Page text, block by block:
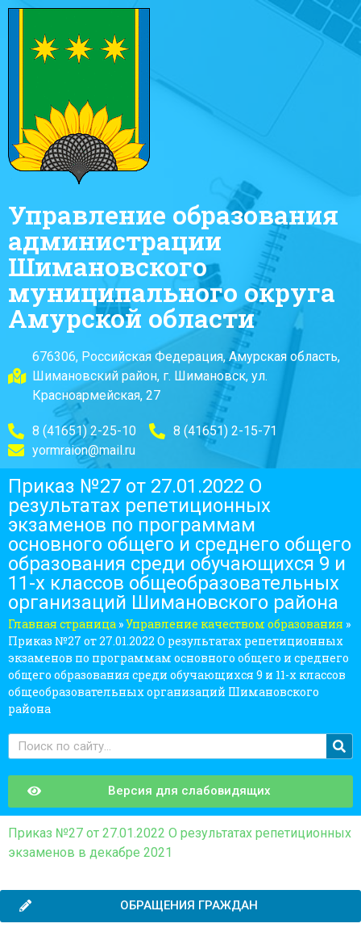
Управление образования
администрации
Шимановского
муниципального округа
Амурской области
676306, Российская Федерация, Амурская область,
Шимановский район, г. Шимановск, ул.
Красноармейская, 27
8 (41651) 2-25-10
8 (41651) 2-15-71
yormraion@mail.ru
Приказ №27 от 27.01.2022 О
результатах репетиционных
экзаменов по программам
основного общего и среднего общего
образования среди обучающихся 9 и
11-х классов общеобразовательных
организаций Шимановского района
Главная страница »Управление качеством образования »
Приказ №27 от 27.01.2022 О результатах репетиционных
экзаменов по программам основного общего и среднего
общего образования среди обучающихся 9 и 11-х классов
общеобразовательных организаций Шимановского
района
Версия для слабовидящих
Приказ №27 от 27.01.2022 О результатах репетиционных
экзаменов в декабре 2021
ОБРАЩЕНИЯ ГРАЖДАН